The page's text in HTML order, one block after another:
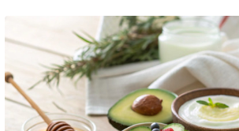
статті ми розглянемо кілька прости...